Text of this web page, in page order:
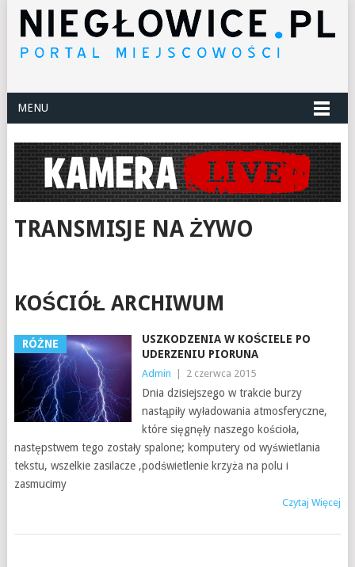
MENU
TRANSMISJE NA ŻYWO
KOŚCIÓŁ ARCHIWUM
RÓŻNE
USZKODZENIA W KOŚCIELE PO
UDERZENIU PIORUNA
Admin 2 czerwca 2015
Dnia dzisiejszego w trakcie burzy
nastąpiły wyładowania atmosferyczne,
które sięgnęły naszego kościoła,
następstwem tego zostały spalone; komputery od wyświetlania
tekstu, wszelkie zasilacze ,podświetlenie krzyża na polu i
zasmucimy
Czytaj Więcej